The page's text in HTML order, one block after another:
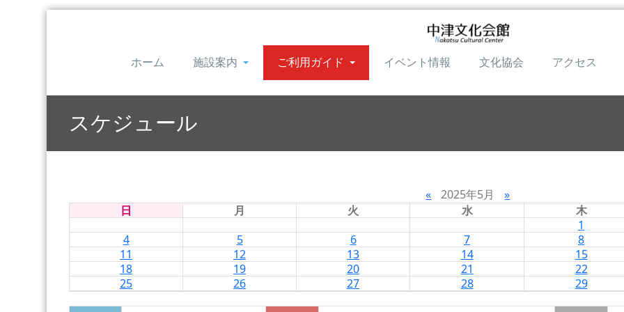
ホーム 施設案内 ご利用ガイド イベント情報 文化協会 アクセス
スケジュール
« 2025年5月
»
日
月 火 水
木
1
4
5 6 7
8
11
12 13 14
15
18
19 20 21
22
25
26 27 28 29